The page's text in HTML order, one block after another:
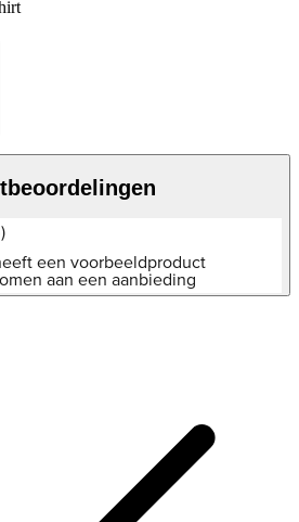
bewegingsvrijheid door het stretchy
ook traint, blijf koel door de
technologie
een voorbeeldproduct
aan een aanbieding